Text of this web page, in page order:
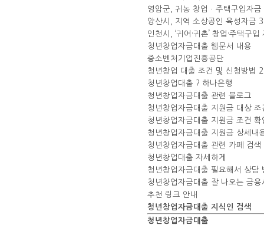
영암군, 귀농 창업ㆍ주택구입자금
양산시, 지역 소상공인 육성자금
인천시, ‘귀어·귀촌’ 창업·주택구
청년창업자금대출 웹문서 내용
중소벤처기업진흥공단
청년창업 대출 조건 및 신청방법
청년창업대출 ? 하나은행
청년창업자금대출 관련 블로그
청년창업자금대출 지원금 대상
청년창업자금대출 지원금 조건
청년창업자금대출 지원금 상세내
청년창업자금대출 관련 카페 검색
청년창업대출 자세하게
청년창업자금대출 필요해서 상담
청년창업자금대출 잘 나오는 금
추천 링크 안내
청년창업자금대출 지식인 검색
청년창업자금대출